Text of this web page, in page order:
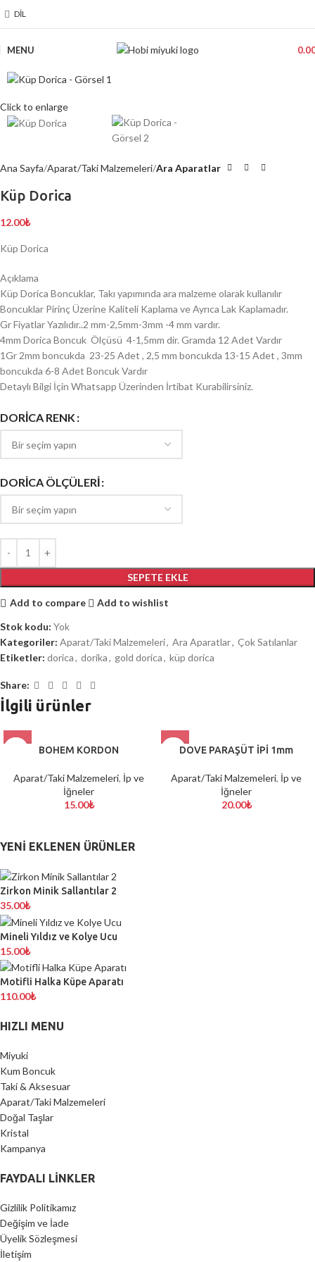
DIL
MENU
Click to enlarge
Ana Sayfa Aparat/Taki Malzemeleri Ara Aparatlar
Küp Dorica
12.00₺
Küp Dorica
Açıklama
Küp Dorica Boncuklar, Takı yapımında ara malzeme olarak kullanılır
Boncuklar Pirinç Üzerine Kaliteli Kaplama ve Ayrıca Lak Kaplamadır.
Gr Fiyatlar Yazılıdır..2 mm-2,5mm-3mm -4 mm vardır.
4mm Dorica Boncuk Ölçüsü 4-1,5mm dir. Gramda 12 Adet Vardır
1Gr 2mm boncukda 23-25 Adet , 2,5 mm boncukda 13-15 Adet , 3mm
boncukda 6-8 Adet Boncuk Vardır
Detaylı Bilgi İçin Whatsapp Üzerinden İrtibat Kurabilirsiniz.
DORİCA RENK
DORİCA ÖLÇÜLERİ
SEPETE EKLE
Add to compare
Add to wishlist
Stok kodu: Yok
Kategoriler: Aparat/Taki Malzemeleri, Ara Aparatlar, Çok Satılanlar
Etiketler: dorica, dorika, gold dorica, küp dorica
Share:
İlgili ürünler
BOHEM KORDON
Aparat/Taki Malzemeleri, İp ve
İğneler
15.00₺
DOVE PARAŞÜT İPİ 1mm
Aparat/Taki Malzemeleri, İp ve
İğneler
20.00₺
YENI EKLENEN ÜRÜNLER
Zirkon Minik Sallantılar 2
35.00₺
Mineli Yıldız ve Kolye Ucu
15.00₺
Motifli Halka Küpe Aparatı
110.00₺
HIZLI MENU
Miyuki
Kum Boncuk
Taki & Aksesuar
Aparat/Taki Malzemeleri
Doğal Taşlar
Kristal
Kampanya
FAYDALI LİNKLER
Gizlilik Politikamız
Değişim ve İade
Üyelik Sözleşmesi
İletişim